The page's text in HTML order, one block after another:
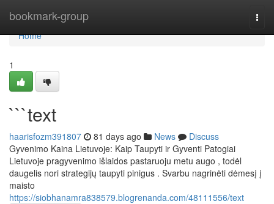
bookmark-group
Home
Home
1
```text
haarisfozm391807 81 days ago News
Discuss
Gyvenimo Kaina Lietuvoje: Kaip Taupyti ir Gyventi Patogiai
Lietuvoje pragyvenimo išlaidos pastaruoju metu augo , todėl
daugelis nori strategijų taupyti pinigus . Svarbu nagrinėti dėmesį į
maisto
https://siobhanamra838579.blogrenanda.com/48111556/text